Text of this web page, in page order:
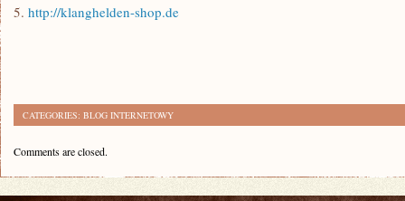
5. http://klanghelden-shop.de
CATEGORIES: BLOG INTERNETOWY
Comments are closed.